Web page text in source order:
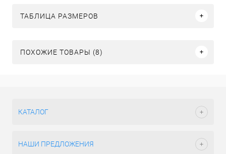
ТАБЛИЦА РАЗМЕРОВ
ПОХОЖИЕ ТОВАРЫ (8)
КАТАЛОГ
НАШИ ПРЕДЛОЖЕНИЯ